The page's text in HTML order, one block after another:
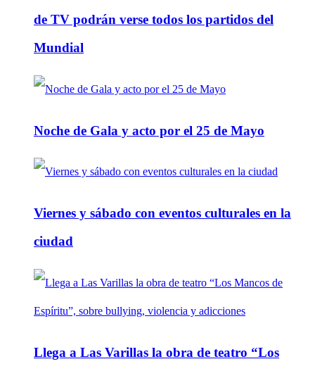
de TV podrán verse todos los partidos del
Mundial
Noche de Gala y acto por el 25 de Mayo
Viernes y sábado con eventos culturales en la
ciudad
Llega a Las Varillas la obra de teatro “Los